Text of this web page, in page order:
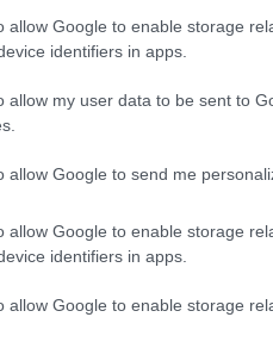
allow Google to enable storage
identifiers in apps.
allow my user data to be sent to
allow Google to send me
allow Google to enable storage
identifiers in apps.
allow Google to enable storage
Κλινική
Σταυρός»
Ασθενών, «Ιατρικό
δυναμικά fora
από τις
της Δημοκρατίας